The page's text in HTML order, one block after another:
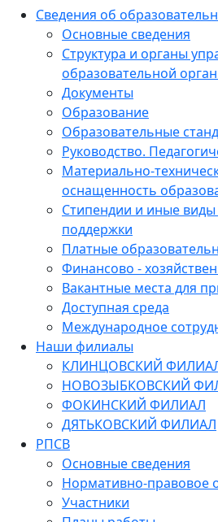
Сведения об
Основные сведения
Структура и органы
образовательной
Документы
Образование
Образовательные
Руководство.
Материально-
оснащенность
Стипендии и иные
поддержки
Платные
Финансово -
Вакантные места для
Доступная среда
Международное
Наши филиалы
КЛИНЦОВСКИЙ
НОВОЗЫБКОВСКИЙ
ФОКИНСКИЙ ФИЛИАЛ
ДЯТЬКОВСКИЙ ФИЛИАЛ
РПСВ
Основные сведения
Нормативно-правовое
Участники